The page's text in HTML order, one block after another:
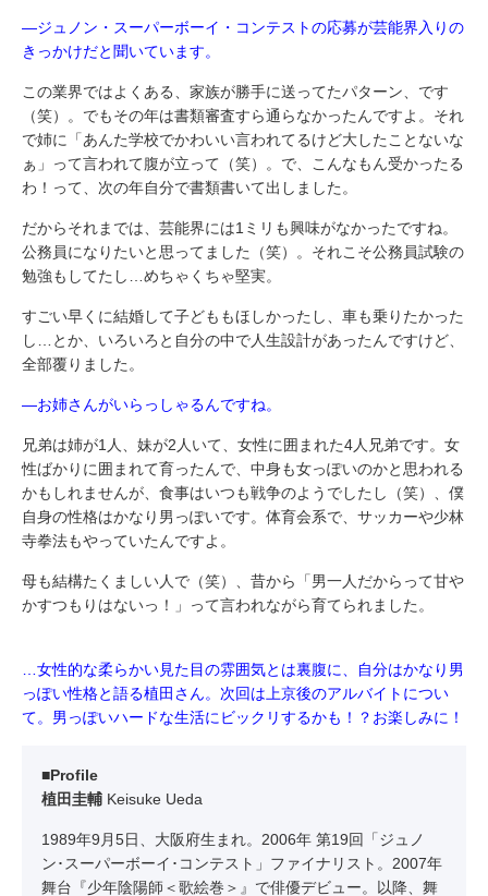
―ジュノン・スーパーボーイ・コンテストの応募が芸能界入りの
きっかけだと聞いています。
この業界ではよくある、家族が勝手に送ってたパターン、です
（笑）。でもその年は書類審査すら通らなかったんですよ。それ
で姉に「あんた学校でかわいい言われてるけど大したことないな
ぁ」って言われて腹が立って（笑）。で、こんなもん受かったる
わ！って、次の年自分で書類書いて出しました。
だからそれまでは、芸能界には1ミリも興味がなかったですね。
公務員になりたいと思ってました（笑）。それこそ公務員試験の
勉強もしてたし…めちゃくちゃ堅実。
すごい早くに結婚して子どももほしかったし、車も乗りたかった
し…とか、いろいろと自分の中で人生設計があったんですけど、
全部覆りました。
―お姉さんがいらっしゃるんですね。
兄弟は姉が1人、妹が2人いて、女性に囲まれた4人兄弟です。女
性ばかりに囲まれて育ったんで、中身も女っぽいのかと思われる
かもしれませんが、食事はいつも戦争のようでしたし（笑）、僕
自身の性格はかなり男っぽいです。体育会系で、サッカーや少林
寺拳法もやっていたんですよ。
母も結構たくましい人で（笑）、昔から「男一人だからって甘や
かすつもりはないっ！」って言われながら育てられました。
…女性的な柔らかい見た目の雰囲気とは裏腹に、自分はかなり男
っぽい性格と語る植田さん。次回は上京後のアルバイトについ
て。男っぽいハードな生活にビックリするかも！？お楽しみに！
■Profile
植田圭輔 Keisuke Ueda
1989年9月5日、大阪府生まれ。2006年 第19回「ジュノ
ン･スーパーボーイ･コンテスト」ファイナリスト。2007年
舞台『少年陰陽師＜歌絵巻＞』で俳優デビュー。以降、舞